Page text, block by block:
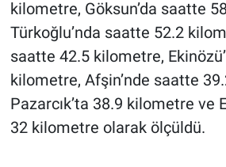
kilometre, Göksun’da saatte
Türkoğlu’nda saatte 52.2
saatte 42.5 kilometre,
kilometre, Afşin’nde saatte
Pazarcık’ta 38.9 kilometre ve
32 kilometre olarak ölçüldü.